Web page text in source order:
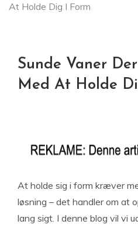
At Holde Dig I Form
Sunde Vaner
Med At Holde
At holde sig i form kræver
løsning – det handler om at
lang sigt. I denne blog vil vi